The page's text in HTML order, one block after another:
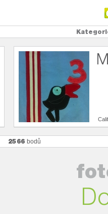
2566 bodů